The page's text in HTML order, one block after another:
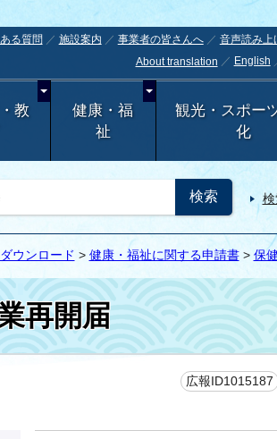
る質問 施設案内 事業者の皆さんへ 音声読み上
About translation
English
教
健康・福
祉
観光・スポー
化
ウンロード > 健康・福祉に関する申請書> 保
再開届
広報ID1015187